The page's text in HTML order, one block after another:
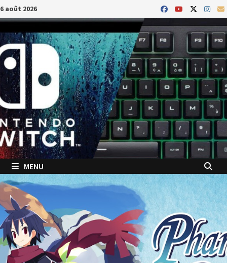
Passer
au
contenu
6 août 2026
MENU